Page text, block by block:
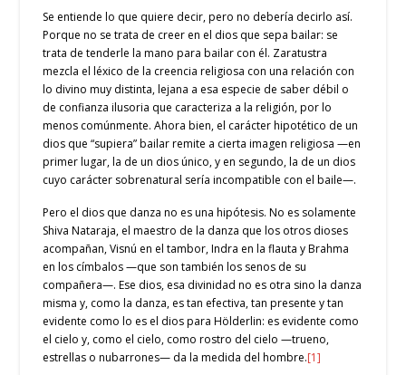
Se entiende lo que quiere decir, pero no debería decirlo así.
Porque no se trata de creer en el dios que sepa bailar: se
trata de tenderle la mano para bailar con él. Zaratustra
mezcla el léxico de la creencia religiosa con una relación con
lo divino muy distinta, lejana a esa especie de saber débil o
de confianza ilusoria que caracteriza a la religión, por lo
menos comúnmente. Ahora bien, el carácter hipotético de un
dios que “supiera” bailar remite a cierta imagen religiosa —en
primer lugar, la de un dios único, y en segundo, la de un dios
cuyo carácter sobrenatural sería incompatible con el baile—.
Pero el dios que danza no es una hipótesis. No es solamente
Shiva Nataraja, el maestro de la danza que los otros dioses
acompañan, Visnú en el tambor, Indra en la flauta y Brahma
en los címbalos —que son también los senos de su
compañera—. Ese dios, esa divinidad no es otra sino la danza
misma y, como la danza, es tan efectiva, tan presente y tan
evidente como lo es el dios para Hölderlin: es evidente como
el cielo y, como el cielo, como rostro del cielo —trueno,
estrellas o nubarrones— da la medida del hombre.[1]